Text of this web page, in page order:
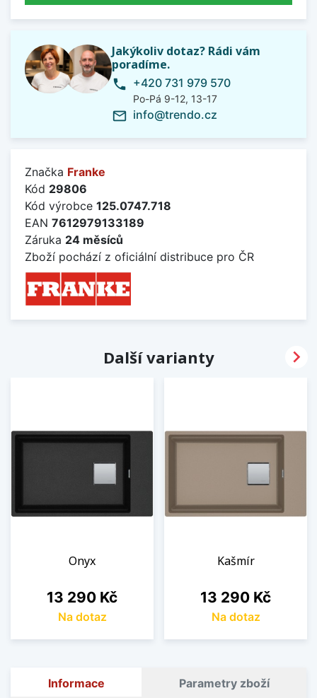
Jakýkoliv dotaz? Rádi vám
poradíme.
phone +420 731 979 570
Po-Pá 9-12, 13-17
mail_outline info@trendo.cz
Značka Franke
Kód 29806
Kód výrobce 125.0747.718
EAN 7612979133189
Záruka 24 měsíců
Zboží pochází z oficiální distribuce pro ČR
Další varianty
Onyx
Cena
13 290 Kč
Na dotaz
Kašmír
Cena
13 290 Kč
Na dotaz

Informace Parametry zboží